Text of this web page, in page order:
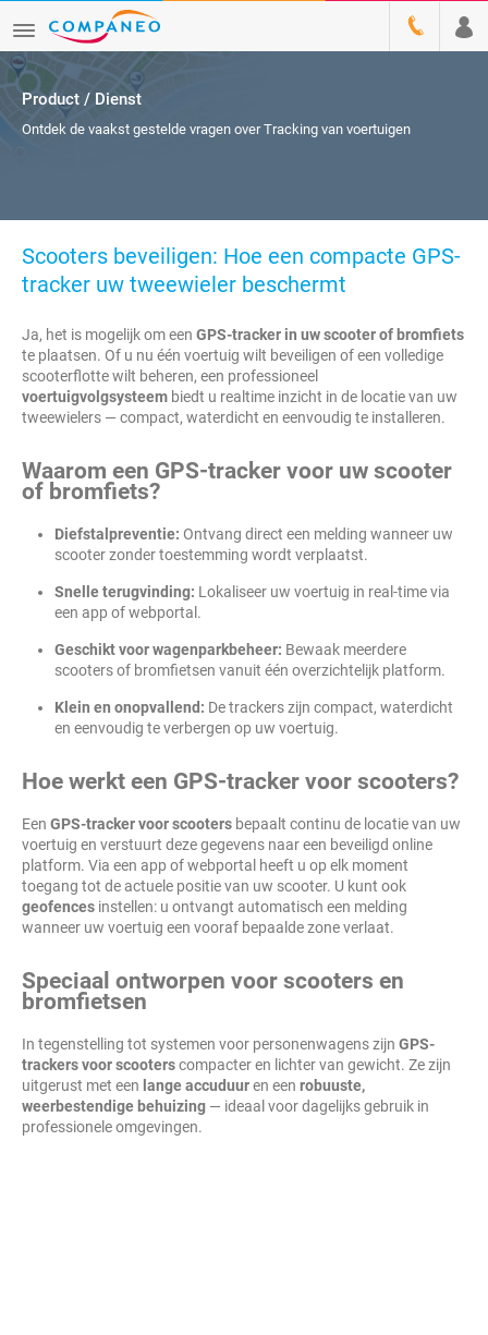
Product / Dienst
Ontdek de vaakst gestelde vragen over Tracking van voertuigen
Scooters beveiligen: Hoe een compacte GPS-
tracker uw tweewieler beschermt
Ja, het is mogelijk om een GPS-tracker in uw scooter of bromfiets
te plaatsen. Of u nu één voertuig wilt beveiligen of een volledige
scooterflotte wilt beheren, een professioneel
voertuigvolgsysteem biedt u realtime inzicht in de locatie van uw
tweewielers — compact, waterdicht en eenvoudig te installeren.
Waarom een GPS-tracker voor uw scooter
of bromfiets?
Diefstalpreventie: Ontvang direct een melding wanneer uw
scooter zonder toestemming wordt verplaatst.
Snelle terugvinding: Lokaliseer uw voertuig in real-time via
een app of webportal.
Geschikt voor wagenparkbeheer: Bewaak meerdere
scooters of bromfietsen vanuit één overzichtelijk platform.
Klein en onopvallend: De trackers zijn compact, waterdicht
en eenvoudig te verbergen op uw voertuig.
Hoe werkt een GPS-tracker voor scooters?
Een GPS-tracker voor scooters bepaalt continu de locatie van uw
voertuig en verstuurt deze gegevens naar een beveiligd online
platform. Via een app of webportal heeft u op elk moment
toegang tot de actuele positie van uw scooter. U kunt ook
geofences instellen: u ontvangt automatisch een melding
wanneer uw voertuig een vooraf bepaalde zone verlaat.
Speciaal ontworpen voor scooters en
bromfietsen
In tegenstelling tot systemen voor personenwagens zijn GPS-
trackers voor scooterscompacter en lichter van gewicht. Ze zijn
uitgerust met een lange accuduuren een robuuste,
weerbestendige behuizing — ideaal voor dagelijks gebruik in
professionele omgevingen.